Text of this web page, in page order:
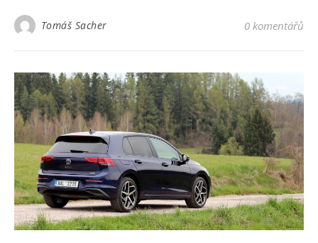
Tomáš Sacher 0 komentářů